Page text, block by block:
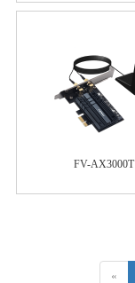
FV-AX3000T
«